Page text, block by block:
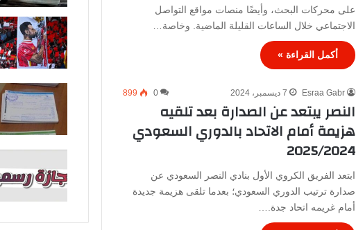
على محركات البحث، وأيضًا منصات مواقع التواصل
الاجتماعي خلال الساعات القليلة الماضية. وخاصة…
أكمل القراءة »
Esraa Gabr 7 ديسمبر، 2024 0
899
النصر يبتعد عن الصدارة بعد تلقيه
هزيمة أمام الاتحاد بالدوري السعودي
2025/2024
ابتعد الفريق الكروي الأول بنادي النصر السعودي عن
صدارة ترتيب الدوري السعودي؛ بعدما تلقى هزيمة جديدة
أمام غريمه اتحاد جدة.…